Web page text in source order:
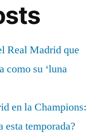
Real Madrid que
como su ‘luna
en la Champions:
esta temporada?